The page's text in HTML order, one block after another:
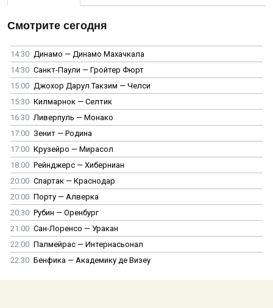
Смотрите сегодня
14:30 Динамо — Динамо Махачкала
14:30 Санкт-Паули — Гройтер Фюрт
15:00 Джохор Дарул Такзим — Челси
15:30 Килмарнок — Селтик
16:30 Ливерпуль — Монако
17:00 Зенит — Родина
17:00 Крузейро — Мирасол
18:00 Рейнджерс — Хиберниан
20:00 Спартак — Краснодар
20:00 Порту — Алверка
20:30 Рубин — Оренбург
21:00 Сан-Лоренсо — Уракан
22:00 Палмейрас — Интернасьонал
22:30 Бенфика — Академику де Визеу